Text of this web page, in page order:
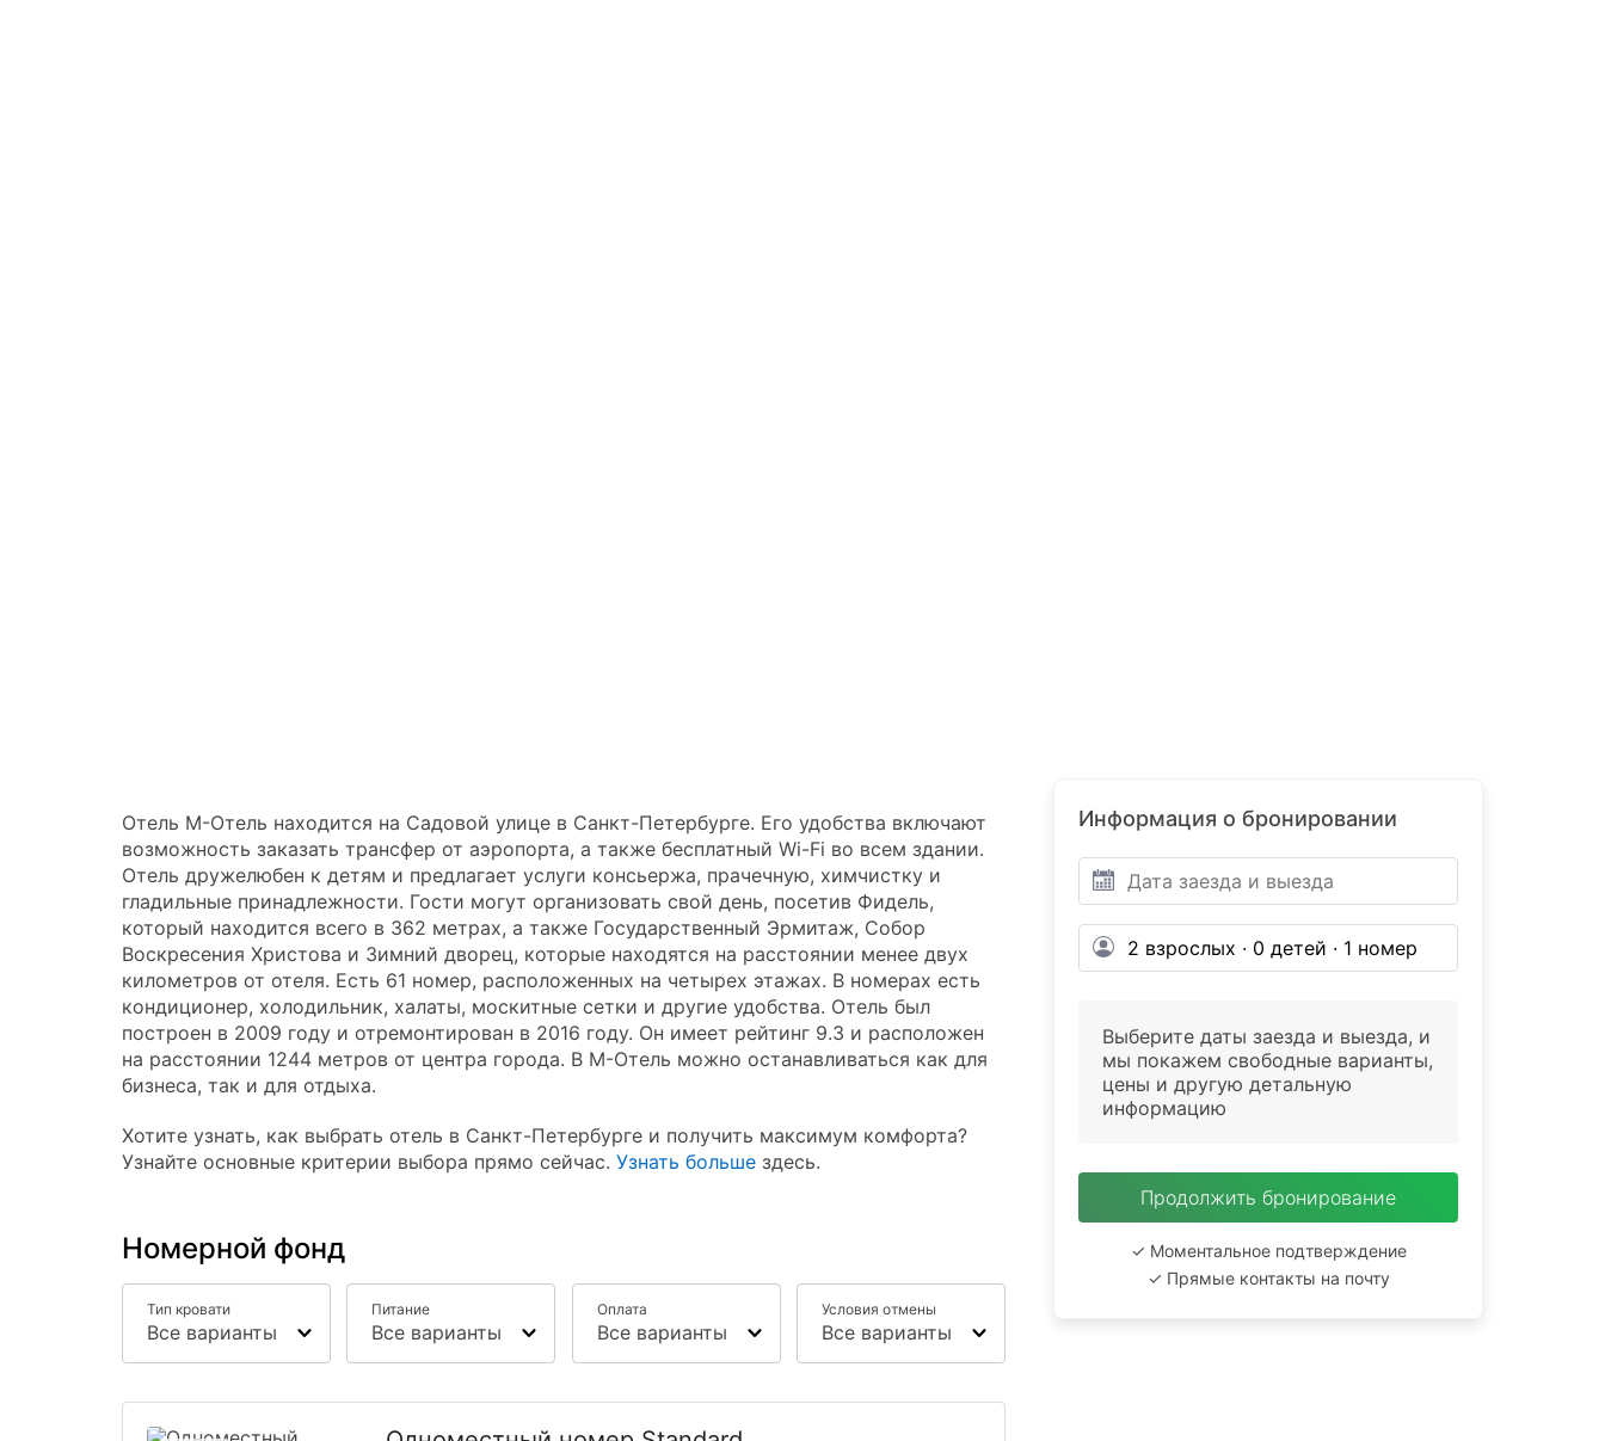
Отель М-Отель находится на Садовой улице в Санкт-Петербурге. Его удобства включают
возможность заказать трансфер от аэропорта, а также бесплатный Wi-Fi во всем здании.
Отель дружелюбен к детям и предлагает услуги консьержа, прачечную, химчистку и
гладильные принадлежности. Гости могут организовать свой день, посетив Фидель,
который находится всего в 362 метрах, а также Государственный Эрмитаж, Собор
Воскресения Христова и Зимний дворец, которые находятся на расстоянии менее двух
километров от отеля. Есть 61 номер, расположенных на четырех этажах. В номерах есть
кондиционер, холодильник, халаты, москитные сетки и другие удобства. Отель был
построен в 2009 году и отремонтирован в 2016 году. Он имеет рейтинг 9.3 и расположен
на расстоянии 1244 метров от центра города. В М-Отель можно останавливаться как для
бизнеса, так и для отдыха.
Хотите узнать, как выбрать отель в Санкт-Петербурге и получить максимум комфорта?
Узнайте основные критерии выбора прямо сейчас. Узнать больше здесь.
Номерной фонд
Тип кровати
Все варианты
Питание
Все варианты
Оплата
Все варианты
Условия отмены
Все варианты
Информация о бронировании
Выберите даты заезда и выезда, и
мы покажем свободные варианты,
цены и другую детальную
информацию
Продолжить бронирование
✓ Моментальное подтверждение
✓ Прямые контакты на почту